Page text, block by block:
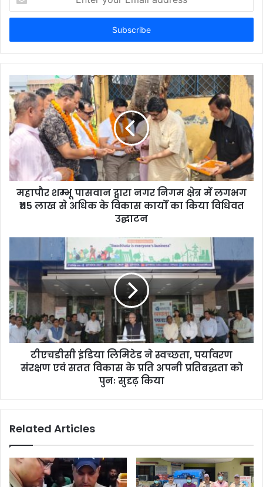
your
Email
महापौर शम्भू पासवान द्वारा नगर निगम क्षेत्र में लगभग
₹115 लाख से अधिक के विकास कार्यों का किया विधिवत
उद्घाटन
टीएचडीसी इंडिया लिमिटेड ने स्वच्छता, पर्यावरण
संरक्षण एवं सतत विकास के प्रति अपनी प्रतिबद्धता को
पुनः सुदृढ़ किया
Related Articles